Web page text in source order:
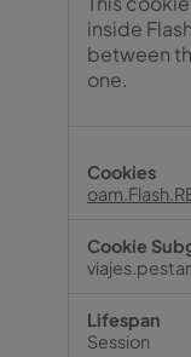
inside
between
one.
Session